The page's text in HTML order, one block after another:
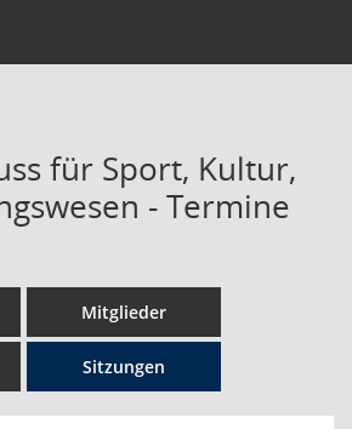
für Sport, Kultur,
- Termine
Mitglieder
Sitzungen